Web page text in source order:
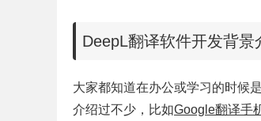
DeepL翻译软件开发背景
大家都知道在办公或学习的时候
介绍过不少，比如Google翻译手